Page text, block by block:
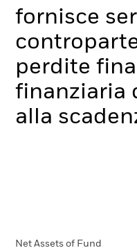
fornisce
perdite
finanziaria
alla
Net Assets of Fund